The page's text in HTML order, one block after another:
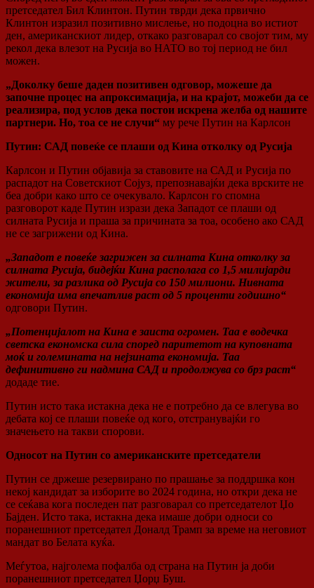
претседател Бил Клинтон. Путин тврди дека првично
Клинтон изразил позитивно мислење, но подоцна во истиот
ден, американскиот лидер, откако разговарал со својот тим, му
рекол дека влезот на Русија во НАТО во тој период не бил
можен.
„Доколку беше даден позитивен одговор, можеше да
започне процес на апроксимација, и на крајот, можеби да се
реализира, под услов дека постои искрена желба од нашите
партнери. Но, тоа се не случи“ му рече Путин на Карлсон
Путин: САД повеќе се плаши од Кина отколку од Русија
Карлсон и Путин објавија за ставовите на САД и Русија по
распадот на Советскиот Сојуз, препознавајќи дека врските не
беа добри како што се очекувало. Карлсон го спомна
разговорот каде Путин изрази дека Западот се плаши од
силната Русија и праша за причината за тоа, особено ако САД
не се загрижени од Кина.
„Западот е повеќе загрижен за силната Кина отколку за
силната Русија, бидејќи Кина располага со 1,5 милијарди
жители, за разлика од Русија со 150 милиони. Нивната
економија има впечатлив раст од 5 проценти годишно“
одговори Путин.
„Потенцијалот на Кина е заиста огромен. Таа е водечка
светска економска сила според паритетот на куповната
моќ и големината на нејзината економија. Таа
дефинитивно ги надмина САД и продолжува со брз раст“
додаде тие.
Путин исто така истакна дека не е потребно да се влегува во
дебата кој се плаши повеќе од кого, отстранувајќи го
значењето на такви спорови.
Односот на Путин со американските претседатели
Путин се држеше резервирано по прашање за поддршка кон
некој кандидат за изборите во 2024 година, но откри дека не
се сеќава кога последен пат разговарал со претседателот Џо
Бајден. Исто така, истакна дека имаше добри односи со
поранешниот претседател Доналд Трамп за време на неговиот
мандат во Белата куќа.
Меѓутоа, најголема пофалба од страна на Путин ја доби
поранешниот претседател Џорџ Буш.